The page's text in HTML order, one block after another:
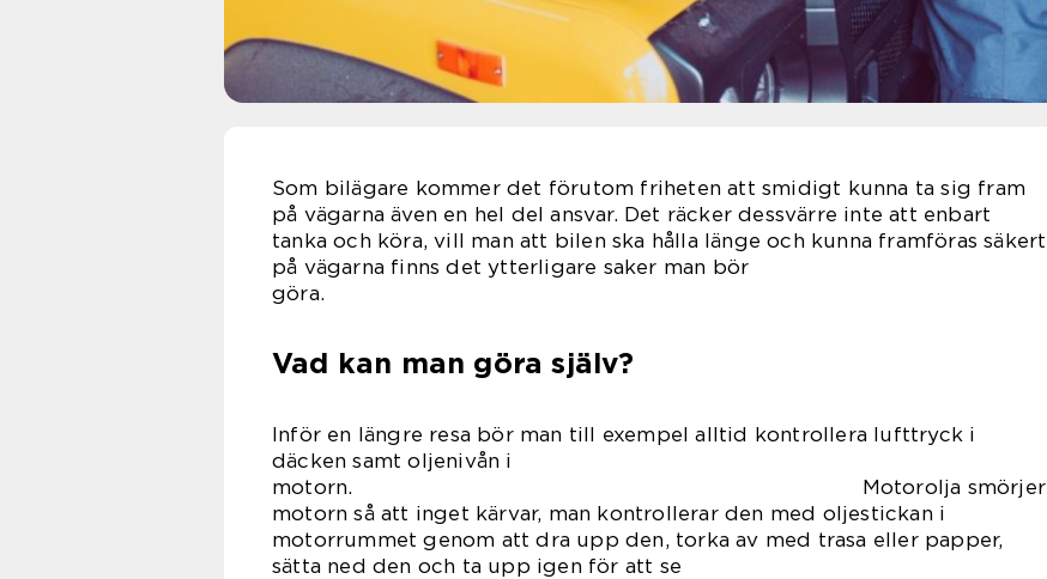
Som bilägare kommer det förutom friheten att smidigt kunna ta sig fram
på vägarna även en hel del ansvar. Det räcker dessvärre inte att enbart
tanka och köra, vill man att bilen ska hålla länge och kunna framföras säkert
på vägarna finns det ytterligare saker man bör
göra.
Vad kan man göra själv?
Inför en längre resa bör man till exempel alltid kontrollera lufttryck i
däcken samt oljenivån i
motorn. Motorolja smörjer
motorn så att inget kärvar, man kontrollerar den med oljestickan i
motorrummet genom att dra upp den, torka av med trasa eller papper,
sätta ned den och ta upp igen för att se